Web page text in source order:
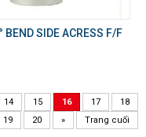
BEND SIDE ACRESS F/F
14 15 16 17
18
19
20 » Trang cuối